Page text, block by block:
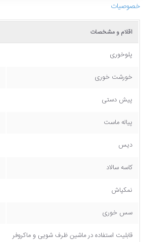
خصوصیات
اقلام و مشخصات
پلوخوری
خورشت خوری
پیش دستی
پیاله ماست
دیس
کاسه سالاد
نمکپاش
سس خوری
قابلیت استفاده در ماشین ظرف شویی و ماکروفر